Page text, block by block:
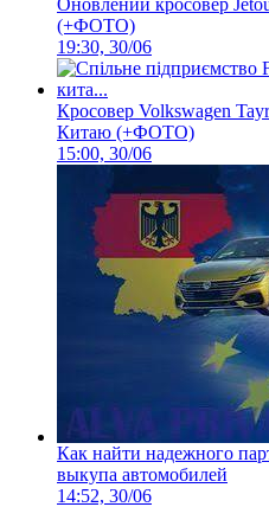
Оновлений кросовер
(+ФОТО)
19:30, 30/06
Кросовер Volkswagen
Китаю (+ФОТО)
15:00, 30/06
Как найти надежного
выкупа автомобилей
14:52, 30/06